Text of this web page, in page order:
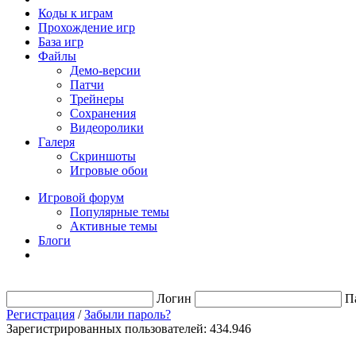
Коды к играм
Прохождение игр
База игр
Файлы
Демо-версии
Патчи
Трейнеры
Сохранения
Видеоролики
Галеря
Скриншоты
Игровые обои
Игровой форум
Популярные темы
Активные темы
Блоги
Логин
Регистрация /Забыли пароль?
Зарегистрированных пользователей: 434.946